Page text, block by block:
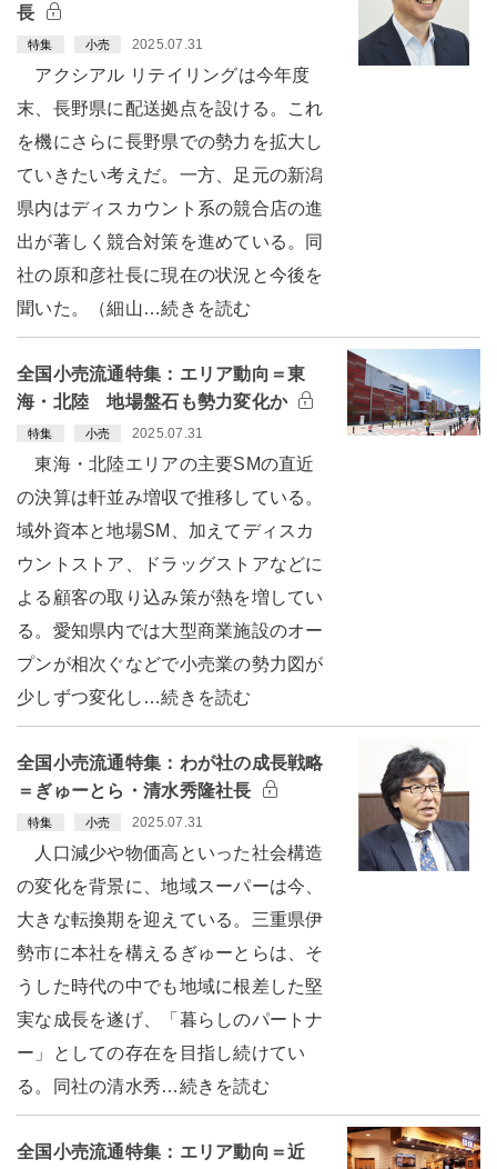
長
特集 小売 2025.07.31
アクシアル リテイリングは今年度
末、長野県に配送拠点を設ける。これ
を機にさらに長野県での勢力を拡大し
ていきたい考えだ。一方、足元の新潟
県内はディスカウント系の競合店の進
出が著しく競合対策を進めている。同
社の原和彦社長に現在の状況と今後を
聞いた。（細山…続きを読む
全国小売流通特集：エリア動向＝東
海・北陸 地場盤石も勢力変化か
特集 小売 2025.07.31
東海・北陸エリアの主要SMの直近
の決算は軒並み増収で推移している。
域外資本と地場SM、加えてディスカ
ウントストア、ドラッグストアなどに
よる顧客の取り込み策が熱を増してい
る。愛知県内では大型商業施設のオー
プンが相次ぐなどで小売業の勢力図が
少しずつ変化し…続きを読む
全国小売流通特集：わが社の成長戦略
＝ぎゅーとら・清水秀隆社長
特集 小売 2025.07.31
人口減少や物価高といった社会構造
の変化を背景に、地域スーパーは今、
大きな転換期を迎えている。三重県伊
勢市に本社を構えるぎゅーとらは、そ
うした時代の中でも地域に根差した堅
実な成長を遂げ、「暮らしのパートナ
ー」としての存在を目指し続けてい
る。同社の清水秀…続きを読む
全国小売流通特集：エリア動向＝近